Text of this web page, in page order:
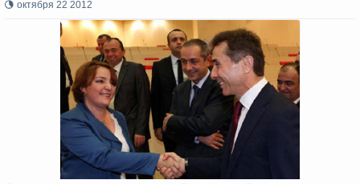
октября 22 2012